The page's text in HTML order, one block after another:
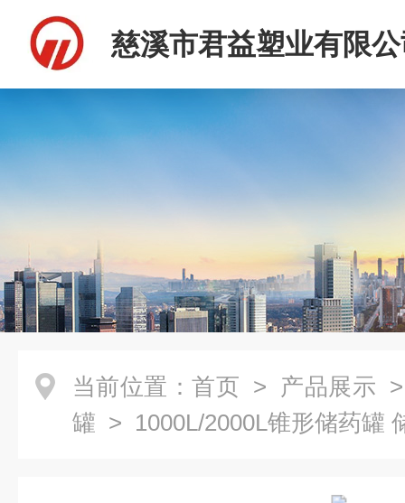
慈溪市君益塑业有限
当前位置： 首页 > 产品展示
罐 > 1000L/2000L锥形储药罐